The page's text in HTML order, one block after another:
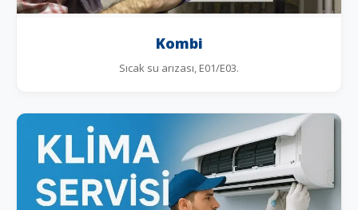
Kombi
Sıcak su arızası, E01/E03.